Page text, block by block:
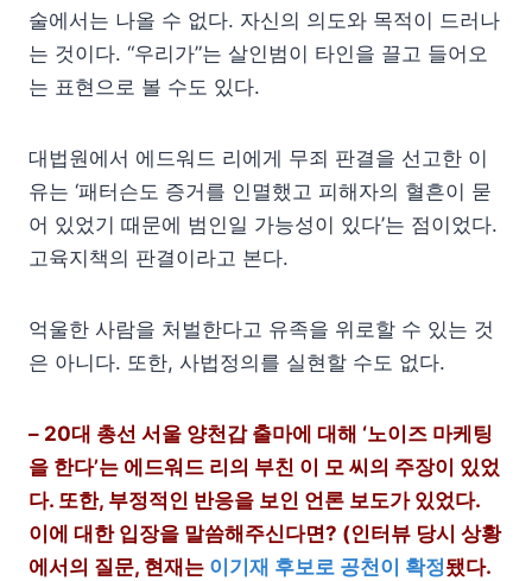
술에서는 나올 수 없다. 자신의 의도와 목적이 드러나
는 것이다. “우리가”는 살인범이 타인을 끌고 들어오
는 표현으로 볼 수도 있다.
대법원에서 에드워드 리에게 무죄 판결을 선고한 이
유는 ‘패터슨도 증거를 인멸했고 피해자의 혈흔이 묻
어 있었기 때문에 범인일 가능성이 있다’는 점이었다.
고육지책의 판결이라고 본다.
억울한 사람을 처벌한다고 유족을 위로할 수 있는 것
은 아니다. 또한, 사법정의를 실현할 수도 없다.
– 20대 총선 서울 양천갑 출마에 대해 ‘노이즈 마케팅
을 한다’는 에드워드 리의 부친 이 모 씨의 주장이 있었
다. 또한, 부정적인 반응을 보인 언론 보도가 있었다.
이에 대한 입장을 말씀해주신다면? (인터뷰 당시 상황
에서의 질문, 현재는 이기재 후보로 공천이 확정됐다.